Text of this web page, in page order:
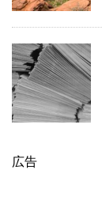
広告